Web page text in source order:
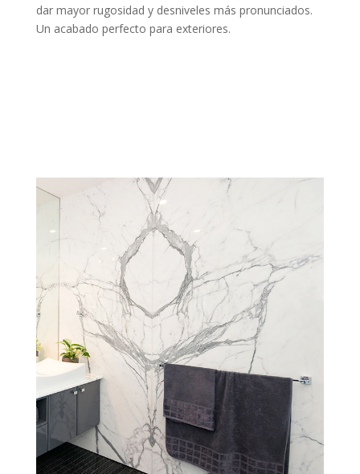
dar mayor rugosidad y desniveles más pronunciados.
Un acabado perfecto para exteriores.